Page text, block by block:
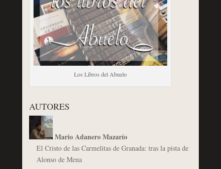
Los Libros del Abuelo
AUTORES
Mario Adanero Mazarío
El Cristo de las Carmelitas de Granada: tras la pista de
Alonso de Mena